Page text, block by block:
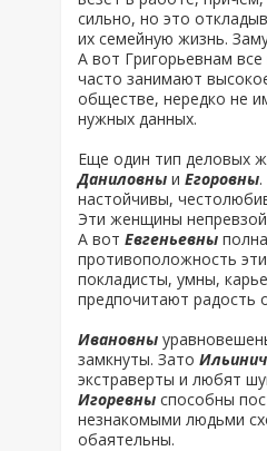
сильно, но это
их семейную жизнь.
А вот Григорьевнам
часто занимают
обществе, нередко не
нужных данных.
Еще один тип деловых
Даниловны и Егоровны
настойчивы,
Эти женщины
А вот Евгеньевны
противоположность
покладисты, умны,
предпочитают радость
Ивановны
замкнуты. Зато
экстраверты и любят
Игоревны способны
незнакомыми людьми
обаятельны.